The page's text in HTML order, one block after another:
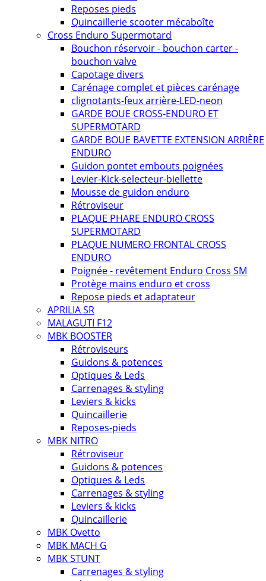
Reposes pieds
Quincaillerie scooter mécaboîte
Cross Enduro Supermotard
Bouchon réservoir - bouchon carter -
bouchon valve
Capotage divers
Carénage complet et pièces carénage
clignotants-feux arrière-LED-neon
GARDE BOUE CROSS-ENDURO ET
SUPERMOTARD
GARDE BOUE BAVETTE EXTENSION ARRIÈRE
ENDURO
Guidon pontet embouts poignées
Levier-Kick-selecteur-biellette
Mousse de guidon enduro
Rétroviseur
PLAQUE PHARE ENDURO CROSS
SUPERMOTARD
PLAQUE NUMERO FRONTAL CROSS
ENDURO
Poignée - revêtement Enduro Cross SM
Protège mains enduro et cross
Repose pieds et adaptateur
APRILIA SR
MALAGUTI F12
MBK BOOSTER
Rétroviseurs
Guidons & potences
Optiques & Leds
Carrenages & styling
Leviers & kicks
Quincaillerie
Reposes-pieds
MBK NITRO
Rétroviseur
Guidons & potences
Optiques & Leds
Carrenages & styling
Leviers & kicks
Quincaillerie
MBK Ovetto
MBK MACH G
MBK STUNT
Carrenages & styling